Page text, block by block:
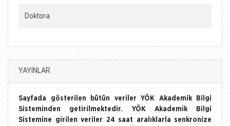
Doktora
YAYINLAR
Sayfada gösterilen bütün veriler YÖK Akademik Bilgi
Sisteminden getirilmektedir. YÖK Akademik Bilgi
Sistemine girilen veriler 24 saat aralıklarla senkronize